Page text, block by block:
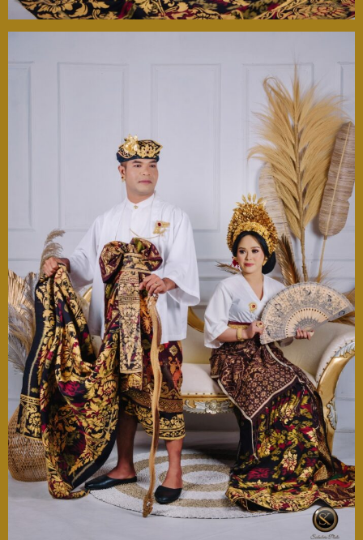
Mohon maaf apabila ada kesalahan penulisan nama